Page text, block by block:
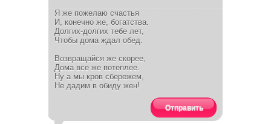
Я же пожелаю счастья
И, конечно же, богатства.
Долгих-долгих тебе лет,
Чтобы дома ждал обед.
Возвращайся же скорее,
Дома все же потеплее.
Ну а мы кров сбережем,
Не дадим в обиду жен!
Отправить